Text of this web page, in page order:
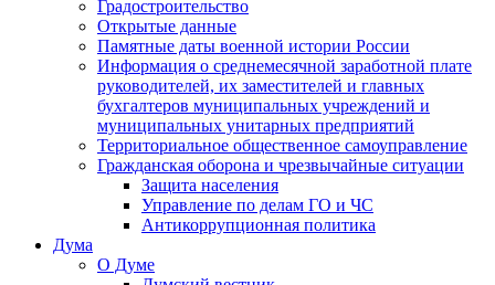
Градостроительство
Открытые данные
Памятные даты военной истории России
Информация о среднемесячной заработной плате
руководителей, их заместителей и главных
бухгалтеров муниципальных учреждений и
муниципальных унитарных предприятий
Территориальное общественное самоуправление
Гражданская оборона и чрезвычайные ситуации
Защита населения
Управление по делам ГО и ЧС
Антикоррупционная политика
Дума
О Думе